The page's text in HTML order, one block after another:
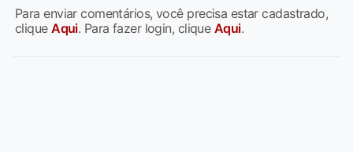
Para enviar comentários, você precisa estar cadastrado,
cliqueAqui. Para fazer login, clique Aqui.